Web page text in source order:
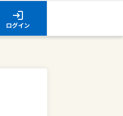
ログイン